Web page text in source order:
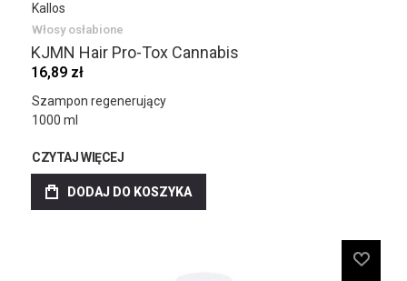
Kallos
Włosy osłabione
KJMN Hair Pro-Tox Cannabis
16,89 zł
Szampon regenerujący
1000 ml
CZYTAJ WIĘCEJ
DODAJ DO KOSZYKA